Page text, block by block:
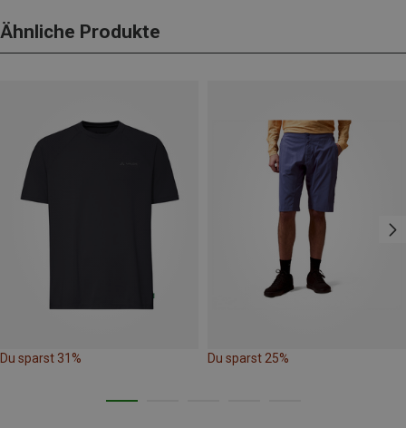
Ähnliche Produkte
Du sparst 31% Du sparst 25%